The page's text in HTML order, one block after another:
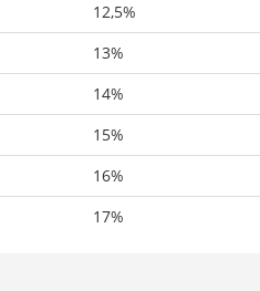
12,5%
13%
14%
15%
16%
17%